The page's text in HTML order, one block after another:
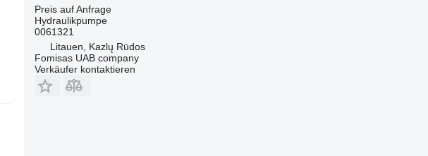
Preis auf Anfrage
Hydraulikpumpe
0061321
Litauen, Kazlų Rūdos
Fomisas UAB company
Verkäufer kontaktieren